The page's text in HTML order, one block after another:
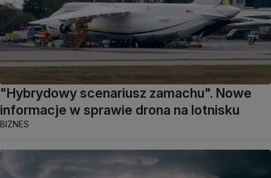
"Hybrydowy scenariusz zamachu". Nowe
informacje w sprawie drona na lotnisku
BIZNES